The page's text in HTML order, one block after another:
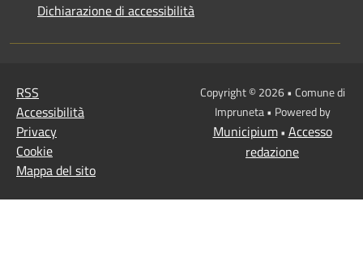
Dichiarazione di accessibilità
RSS
Accessibilità
Privacy
Cookie
Mappa del sito
Copyright © 2026 • Comune di
Impruneta • Powered by
Municipium• Accesso
redazione